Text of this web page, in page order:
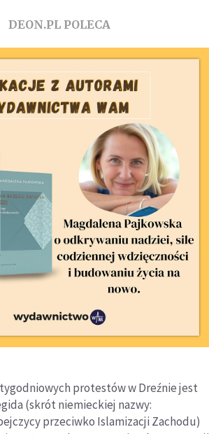
DEON.PL POLECA
protestów w Dreźnie jest
(skrót niemieckiej nazwy:
przeciwko Islamizacji Zachodu)